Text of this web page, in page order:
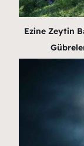
Ezine Zeytin